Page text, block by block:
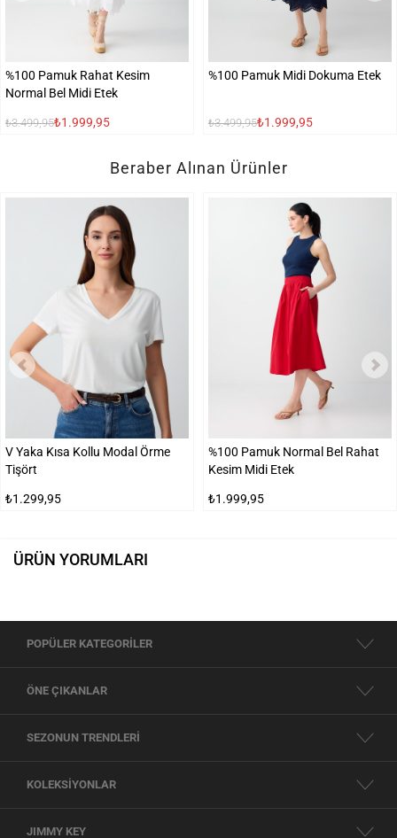
%100 Pamuk Rahat Kesim
Normal Bel Midi Etek
₺3.499,95₺1.999,95
%100 Pamuk Midi Dokuma Etek
₺3.499,95₺1.999,95
Beraber Alınan Ürünler
V Yaka Kısa Kollu Modal Örme
Tişört
₺1.299,95
%100 Pamuk Normal Bel Rahat
Kesim Midi Etek
₺1.999,95
ÜRÜN YORUMLARI
POPÜLER KATEGORİLER
ÖNE ÇIKANLAR
SEZONUN TRENDLERİ
KOLEKSİYONLAR
JIMMY KEY